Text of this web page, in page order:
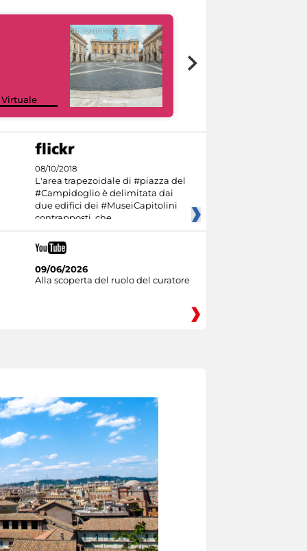
Virtuale
08/10/2018
L'area trapezoidale di #piazza del
#Campidoglio è delimitata dai
due edifici dei #MuseiCapitolini
contrapposti, che
09/06/2026
Alla scoperta del ruolo del curatore